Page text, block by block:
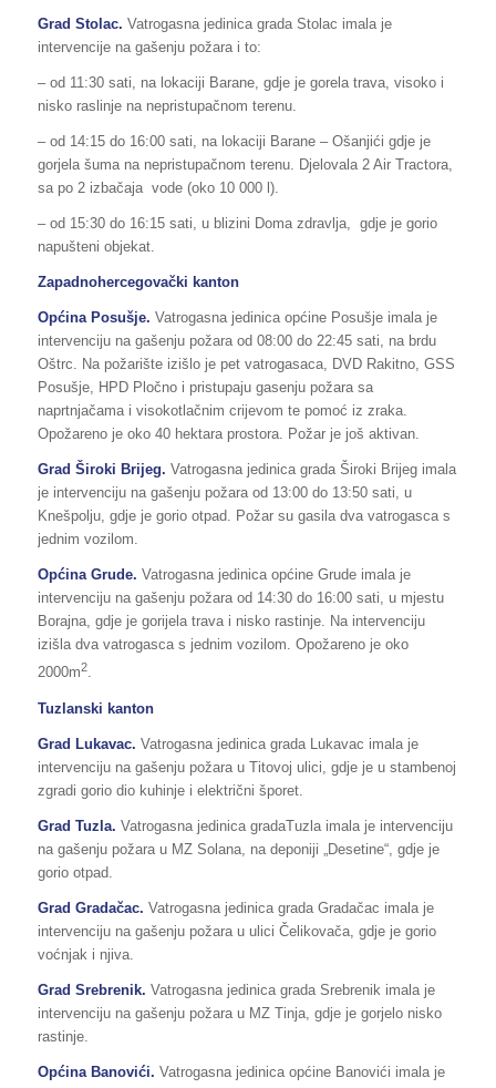
Grad Stolac. Vatrogasna jedinica grada Stolac imala je
intervencije na gašenju požara i to:
– od 11:30 sati, na lokaciji Barane, gdje je gorela trava, visoko i
nisko raslinje na nepristupačnom terenu.
– od 14:15 do 16:00 sati, na lokaciji Barane – Ošanjići gdje je
gorjela šuma na nepristupačnom terenu. Djelovala 2 Air Tractora,
sa po 2 izbačaja vode (oko 10 000 l).
– od 15:30 do 16:15 sati, u blizini Doma zdravlja, gdje je gorio
napušteni objekat.
Zapadnohercegovački kanton
Općina Posušje. Vatrogasna jedinica općine Posušje imala je
intervenciju na gašenju požara od 08:00 do 22:45 sati, na brdu
Oštrc. Na požarište izišlo je pet vatrogasaca, DVD Rakitno, GSS
Posušje, HPD Pločno i pristupaju gasenju požara sa
naprtnjačama i visokotlačnim crijevom te pomoć iz zraka.
Opožareno je oko 40 hektara prostora. Požar je još aktivan.
Grad Široki Brijeg. Vatrogasna jedinica grada Široki Brijeg imala
je intervenciju na gašenju požara od 13:00 do 13:50 sati, u
Knešpolju, gdje je gorio otpad. Požar su gasila dva vatrogasca s
jednim vozilom.
Općina Grude. Vatrogasna jedinica općine Grude imala je
intervenciju na gašenju požara od 14:30 do 16:00 sati, u mjestu
Borajna, gdje je gorijela trava i nisko rastinje. Na intervenciju
izišla dva vatrogasca s jednim vozilom. Opožareno je oko
2000m2.
Tuzlanski kanton
Grad Lukavac. Vatrogasna jedinica grada Lukavac imala je
intervenciju na gašenju požara u Titovoj ulici, gdje je u stambenoj
zgradi gorio dio kuhinje i električni šporet.
Grad Tuzla. Vatrogasna jedinica gradaTuzla imala je intervenciju
na gašenju požara u MZ Solana, na deponiji „Desetine“, gdje je
gorio otpad.
Grad Gradačac. Vatrogasna jedinica grada Gradačac imala je
intervenciju na gašenju požara u ulici Čelikovača, gdje je gorio
voćnjak i njiva.
Grad Srebrenik. Vatrogasna jedinica grada Srebrenik imala je
intervenciju na gašenju požara u MZ Tinja, gdje je gorjelo nisko
rastinje.
Općina Banovići. Vatrogasna jedinica općine Banovići imala je